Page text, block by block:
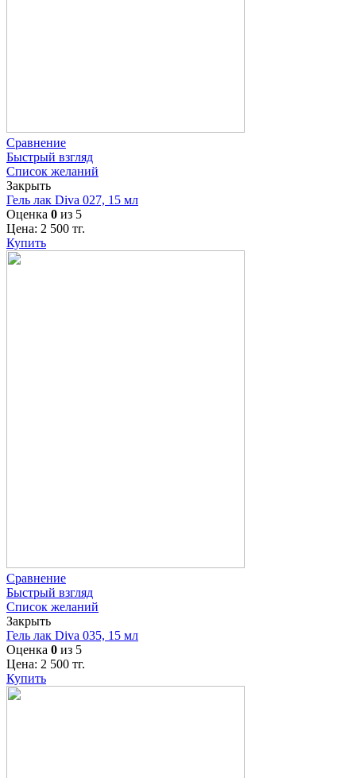
Сравнение
Быстрый взгляд
Список желаний
Закрыть
Гель лак Diva 027, 15 мл
Оценка 0 из 5
Цена: 2 500 тг.
Купить
Сравнение
Быстрый взгляд
Список желаний
Закрыть
Гель лак Diva 035, 15 мл
Оценка 0 из 5
Цена: 2 500 тг.
Купить